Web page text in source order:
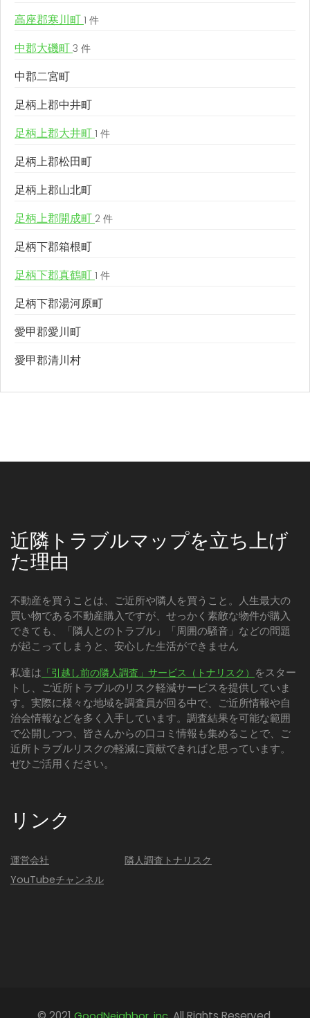
高座郡寒川町 1 件
中郡大磯町 3 件
中郡二宮町
足柄上郡中井町
足柄上郡大井町 1 件
足柄上郡松田町
足柄上郡山北町
足柄上郡開成町 2 件
足柄下郡箱根町
足柄下郡真鶴町 1 件
足柄下郡湯河原町
愛甲郡愛川町
愛甲郡清川村
近隣トラブルマップを立ち上げ
た理由
不動産を買うことは、ご近所や隣人を買うこと。人生最大の
買い物である不動産購入ですが、せっかく素敵な物件が購入
できても、「隣人とのトラブル」「周囲の騒音」などの問題
が起こってしまうと、安心した生活ができません
私達は 「引越し前の隣人調査」サービス（トナリスク） をスター
トし、ご近所トラブルのリスク軽減サービスを提供していま
す。実際に様々な地域を調査員が回る中で、ご近所情報や自
治会情報などを多く入手しています。調査結果を可能な範囲
で公開しつつ、皆さんからの口コミ情報も集めることで、ご
近所トラブルリスクの軽減に貢献できればと思っています。
ぜひご活用ください。
リンク
運営会社
YouTubeチャンネル
隣人調査トナリスク